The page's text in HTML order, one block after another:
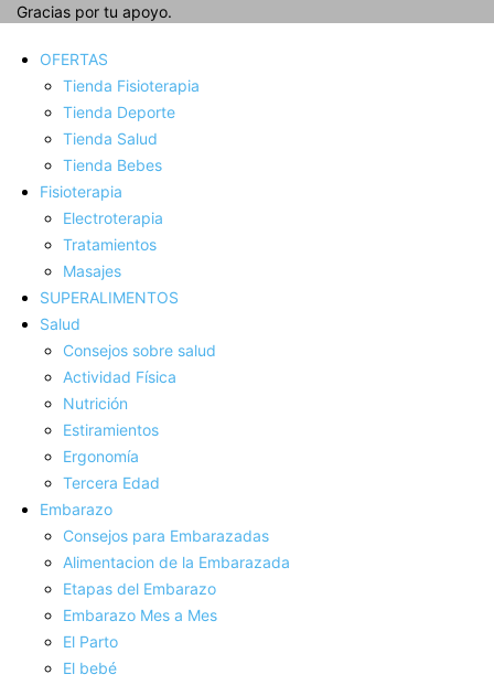
Gracias por tu apoyo.
OFERTAS
Tienda Fisioterapia
Tienda Deporte
Tienda Salud
Tienda Bebes
Fisioterapia
Electroterapia
Tratamientos
Masajes
SUPERALIMENTOS
Salud
Consejos sobre salud
Actividad Fí­sica
Nutrición
Estiramientos
Ergonomí­a
Tercera Edad
Embarazo
Consejos para Embarazadas
Alimentacion de la Embarazada
Etapas del Embarazo
Embarazo Mes a Mes
El Parto
El bebé